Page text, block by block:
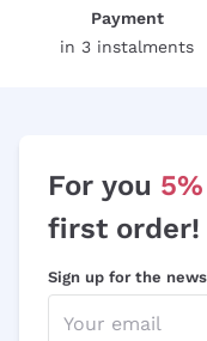
Pinot Gris
Italian Sparkling
Bartolo Mascarello
Gosset
Casale del Giglio
Limoncello
Acquavite
Whisky Blended
Campari
Martini
Rum Don Papa
Elephant gin
Vodka Grey Goose
Lagavulin
Payment
in 3 instalments
For you
first order!
Sign up for the